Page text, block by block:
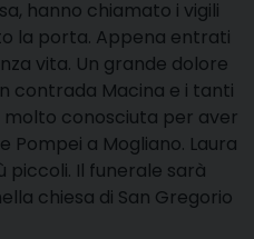
hanno chiamato i vigili
la porta. Appena entrati
vita. Un grande dolore
contrada Macina e i tanti
molto conosciuta per aver
a Mogliano. Laura
piccoli. Il funerale sarà
chiesa di San Gregorio